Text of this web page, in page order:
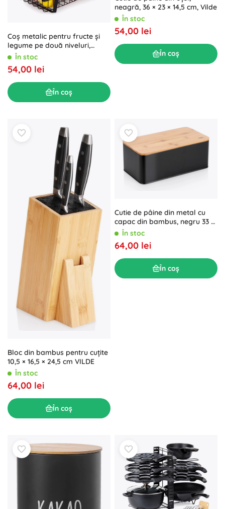
Coș metalic pentru fructe și
legume pe două niveluri,
negru
În stoc
54,00 lei
În coș
neagră, 36 × 23 × 14,5 cm, Vilde
În stoc
54,00 lei
În coș
Bloc din bambus pentru cuțite
10,5 × 16,5 × 24,5 cm VILDE
În stoc
64,00 lei
În coș
Cutie de pâine din metal cu
capac din bambus, negru 33 ×
18 × 13 cm
În stoc
64,00 lei
În coș